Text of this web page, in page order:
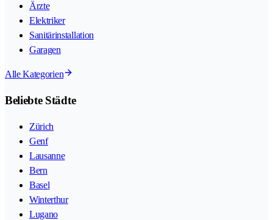
Ärzte
Elektriker
Sanitärinstallation
Garagen
Alle Kategorien
Beliebte Städte
Zürich
Genf
Lausanne
Bern
Basel
Winterthur
Lugano